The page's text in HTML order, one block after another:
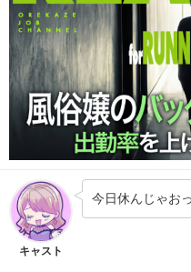
キャスト
今日休んじゃお